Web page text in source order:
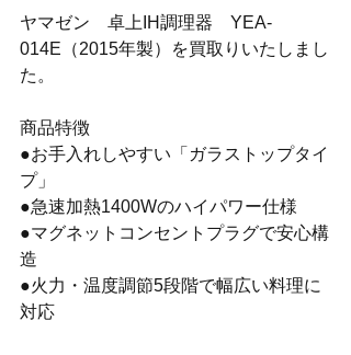
ヤマゼン　卓上IH調理器　YEA-
014E（2015年製）を買取りいたしまし
た。
商品特徴
●お手入れしやすい「ガラストップタイ
プ」
●急速加熱1400Wのハイパワー仕様
●マグネットコンセントプラグで安心構
造
●火力・温度調節5段階で幅広い料理に
対応